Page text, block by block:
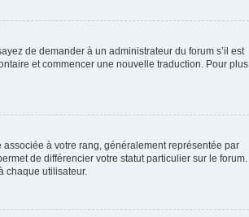
de demander à un administrateur du forum s’il est
et commencer une nouvelle traduction. Pour plus
à votre rang, généralement représentée par
de différencier votre statut particulier sur le forum.
chaque utilisateur.